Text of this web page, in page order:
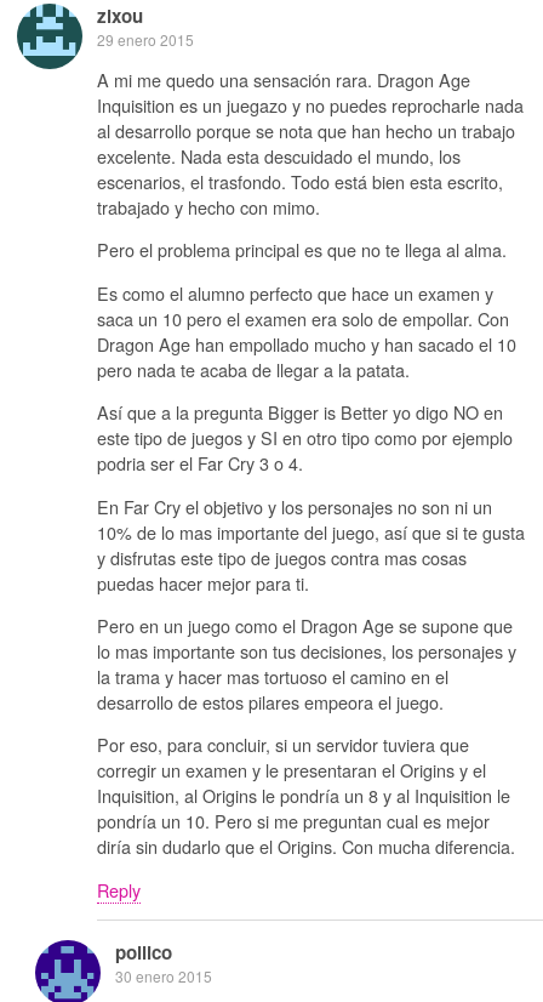
zixou
29 enero 2015
A mi me quedo una sensación rara. Dragon Age
Inquisition es un juegazo y no puedes reprocharle nada
al desarrollo porque se nota que han hecho un trabajo
excelente. Nada esta descuidado el mundo, los
escenarios, el trasfondo. Todo está bien esta escrito,
trabajado y hecho con mimo.
Pero el problema principal es que no te llega al alma.
Es como el alumno perfecto que hace un examen y
saca un 10 pero el examen era solo de empollar. Con
Dragon Age han empollado mucho y han sacado el 10
pero nada te acaba de llegar a la patata.
Así que a la pregunta Bigger is Better yo digo NO en
este tipo de juegos y SI en otro tipo como por ejemplo
podria ser el Far Cry 3 o 4.
En Far Cry el objetivo y los personajes no son ni un
10% de lo mas importante del juego, así que si te gusta
y disfrutas este tipo de juegos contra mas cosas
puedas hacer mejor para ti.
Pero en un juego como el Dragon Age se supone que
lo mas importante son tus decisiones, los personajes y
la trama y hacer mas tortuoso el camino en el
desarrollo de estos pilares empeora el juego.
Por eso, para concluir, si un servidor tuviera que
corregir un examen y le presentaran el Origins y el
Inquisition, al Origins le pondría un 8 y al Inquisition le
pondría un 10. Pero si me preguntan cual es mejor
diría sin dudarlo que el Origins. Con mucha diferencia.
Reply
pollico
30 enero 2015